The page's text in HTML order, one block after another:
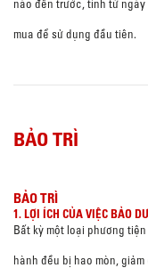
nào đến trước, tính từ
mua để sử dụng đầu tiên.
BẢO TRÌ
BẢO TRÌ
1. LỢI ÍCH CỦA VIỆC BẢO
Bất kỳ một loại phương
hành đều bị hao mòn,